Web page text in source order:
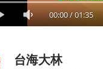
00:00/01:35
台海大林